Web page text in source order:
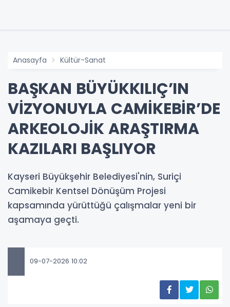
Anasayfa Kültür-Sanat
BAŞKAN BÜYÜKKILIÇ’IN
VİZYONUYLA CAMİKEBİR’DE
ARKEOLOJİK ARAŞTIRMA
KAZILARI BAŞLIYOR
Kayseri Büyükşehir Belediyesi'nin, Suriçi
Camikebir Kentsel Dönüşüm Projesi
kapsamında yürüttüğü çalışmalar yeni bir
aşamaya geçti.
09-07-2026 10:02